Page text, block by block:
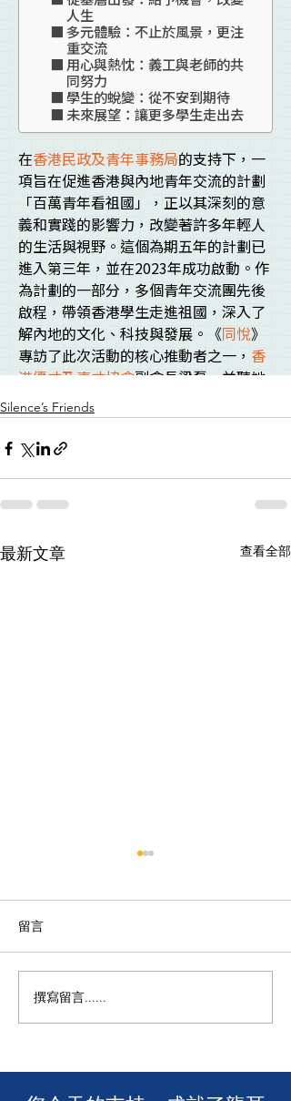
Silence’s Friends
最新文章 查看全部
年度慈善自助午餐&晚餐
2025 - 一起創造改變！🎉
留言
撰寫留言......